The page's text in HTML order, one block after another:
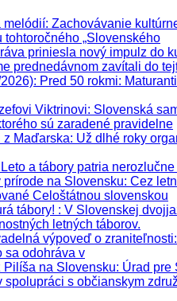
melódií: Zachovávanie
tohtoročného „Slovenského
priniesla nový impulz do
prednedávnom zavítali do
: Pred 50 rokmi:
Viktrinovi: Slovenská
sú zaradené pravidelne
z Maďarska: Už dlhé roky
Leto a tábory patria
na Slovensku: Cez
Celoštátnou slovenskou
tábory! : V Slovenskej
letných táborov.
výpoveď o zraniteľnosti
sa odohráva v
Pilíša na Slovensku: Úrad pre
spolupráci s občianskym